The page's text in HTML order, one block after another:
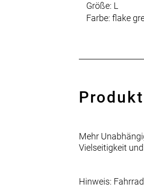
Größe: L
Farbe: flake
Mehr
Vielseitigkeit
Hinweis: